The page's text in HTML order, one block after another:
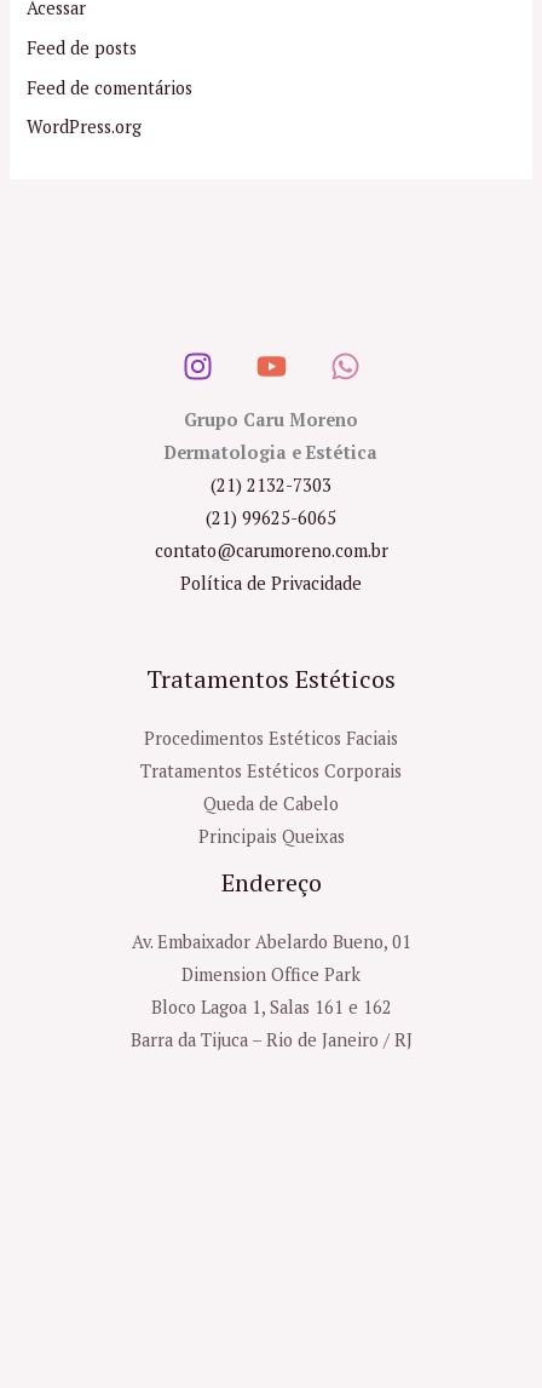
Acessar
Feed de posts
Feed de comentários
WordPress.org
Grupo Caru Moreno
Dermatologia e Estética
(21) 2132-7303
(21) 99625-6065
contato@carumoreno.com.br
Política de Privacidade
Tratamentos Estéticos
Procedimentos Estéticos Faciais
Tratamentos Estéticos Corporais
Queda de Cabelo
Principais Queixas
Endereço
Av. Embaixador Abelardo Bueno, 01
Dimension Office Park
Bloco Lagoa 1, Salas 161 e 162
Barra da Tijuca – Rio de Janeiro / RJ